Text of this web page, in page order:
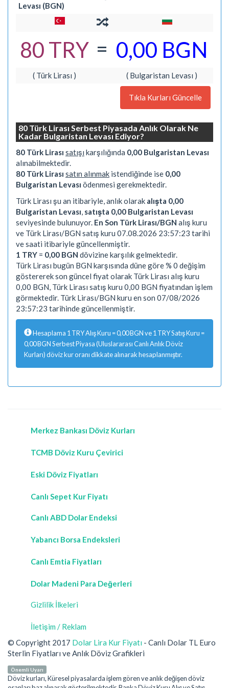
Levası (BGN)
80 TRY = 0,00 BGN
( Türk Lirası ) ( Bulgaristan Levası )
Tıkla Kurları Güncelle
80 Türk Lirası Serbest Piyasada Anlık Olarak Ne
Kadar Bulgaristan Levası Ediyor?
80 Türk Lirası satışı karşılığında 0,00 Bulgaristan Levası
alınabilmektedir.
80 Türk Lirası satın alınmak istendiğinde ise 0,00
Bulgaristan Levası ödenmesi gerekmektedir.
Türk Lirası şu an itibariyle, anlık olarak alışta 0,00
Bulgaristan Levası satışta 0,00 Bulgaristan Levası
seviyesinde bulunuyor. En Son Türk Lirası/BGN alış kuru
ve Türk Lirası/BGN satış kuru 07.08.2026 23:57:23 tarihi
ve saati itibariyle güncellenmiştir.
1 TRY = 0,00 BGN dövizine karşılık gelmektedir.
Türk Lirası bugün BGN karşısında düne göre % 0 değişim
göstererek son güncel fiyat olarak Türk Lirası alış kuru
0,00 BGN, Türk Lirası satış kuru 0,00 BGN fiyatından işlem
görmektedir. Türk Lirası/BGN kuru en son 07/08/2026
23:57:23 tarihinde güncellenmiştir.
Hesaplama 1 TRY Alış Kuru = 0,00 BGN ve 1 TRY Satış Kuru =
0,00 BGN Serbest Piyasa (Uluslararası Canlı Anlık Döviz
Kurları) döviz kur oranı dikkate alınarak hesaplanmıştır.
Merkez Bankası Döviz Kurları
TCMB Döviz Kuru Çevirici
Eski Döviz Fiyatları
Canlı Sepet Kur Fiyatı
Canlı ABD Dolar Endeksi
Yabancı Borsa Endeksleri
Canlı Emtia Fiyatları
Dolar Madeni Para Değerleri
Gizlilik İlkeleri
İletişim / Reklam
© Copyright 2017 Dolar Lira Kur Fiyatı - Canlı Dolar TL Euro
Sterlin Fiyatları ve Anlık Döviz Grafikleri
Önemli Uyarı
Döviz kurları, Küresel piyasalarda işlem gören ve anlık değişen döviz